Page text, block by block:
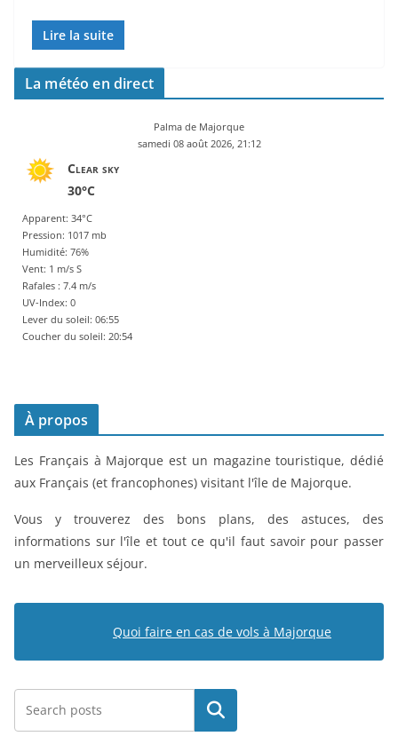
Lire la suite
La météo en direct
Palma de Majorque
samedi 08 août 2026, 21:12
Clear sky
30°C
Apparent: 34°C
Pression: 1017 mb
Humidité: 76%
Vent: 1 m/s S
Rafales : 7.4 m/s
UV-Index: 0
Lever du soleil: 06:55
Coucher du soleil: 20:54
À propos
Les Français à Majorque est un magazine touristique, dédié
aux Français (et francophones) visitant l'île de Majorque.
Vous y trouverez des bons plans, des astuces, des
informations sur l'île et tout ce qu'il faut savoir pour passer
un merveilleux séjour.
Quoi faire en cas de vols à Majorque
Rechercher